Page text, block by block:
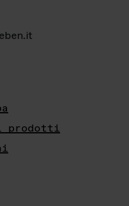
prodotti